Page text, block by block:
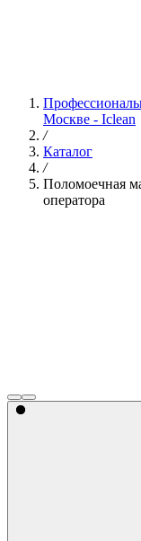
Москве - Iclean
/
Каталог
/
Поломоечная
оператора